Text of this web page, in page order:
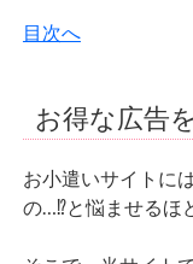
目次へ
お得な広告
お小遣いサイトに
の…⁉と悩ませるほ